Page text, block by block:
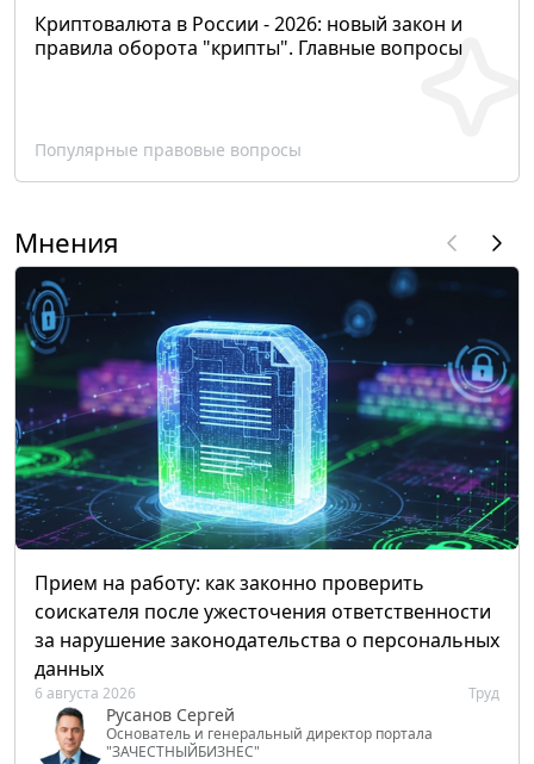
Криптовалюта в России - 2026: новый закон и
правила оборота "крипты". Главные вопросы
Популярные правовые вопросы
Мнения
Прием на работу: как законно проверить
соискателя после ужесточения ответственности
за нарушение законодательства о персональных
данных
6 августа 2026 Труд
Русанов Сергей
Основатель и генеральный директор портала
"ЗАЧЕСТНЫЙБИЗНЕС"